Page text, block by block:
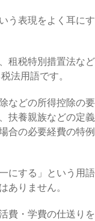
う表現をよく耳にす
租税特別措置法など
法用語です。
などの所得控除の要
扶養親族などの定義
合の必要経費の特例
にする」という用語
ありません。
費・学費の仕送りを